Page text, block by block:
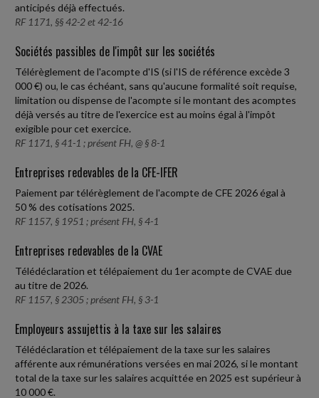
anticipés déjà effectués.
RF 1171, §§ 42-2 et 42-16
Sociétés passibles de l'impôt sur les sociétés
Télérèglement de l'acompte d'IS (si l'IS de référence excède 3
000 €) ou, le cas échéant, sans qu'aucune formalité soit requise,
limitation ou dispense de l'acompte si le montant des acomptes
déjà versés au titre de l'exercice est au moins égal à l'impôt
exigible pour cet exercice.
RF 1171, § 41-1 ; présent FH, @ § 8-1
Entreprises redevables de la CFE-IFER
Paiement par télérèglement de l'acompte de CFE 2026 égal à
50 % des cotisations 2025.
RF 1157, § 1951 ; présent FH, § 4-1
Entreprises redevables de la CVAE
Télédéclaration et télépaiement du 1er acompte de CVAE due
au titre de 2026.
RF 1157, § 2305 ; présent FH, § 3-1
Employeurs assujettis à la taxe sur les salaires
Télédéclaration et télépaiement de la taxe sur les salaires
afférente aux rémunérations versées en mai 2026, si le montant
total de la taxe sur les salaires acquittée en 2025 est supérieur à
10 000 €.